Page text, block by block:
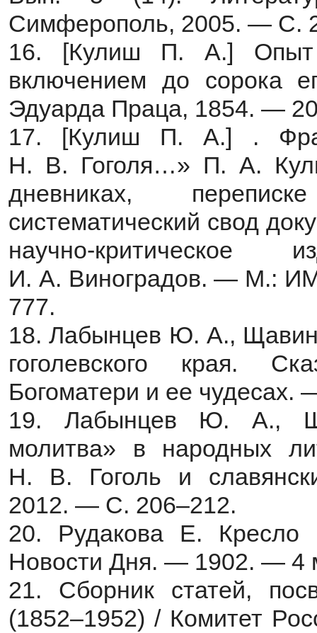
Симферополь, 2005. — С.
16. [Кулиш П. А.] Опыт
включением до сорока
Эдуарда Праца, 1854. —
17. [Кулиш П. А.] .
Н. В. Гоголя…» П. А.
дневниках,
систематический свод
научно-
И. А. Виноградов. — М.:
777.
18. Лабынцев Ю. А.,
гоголевского края.
Богоматери и ее
19. Лабынцев Ю. А.,
молитва» в народных
Н. В. Гоголь и
2012. — С. 206–212.
20. Рудакова Е. Кресло
Новости Дня. — 1902. — 4
21. Сборник статей,
(1852–1952) / Комитет